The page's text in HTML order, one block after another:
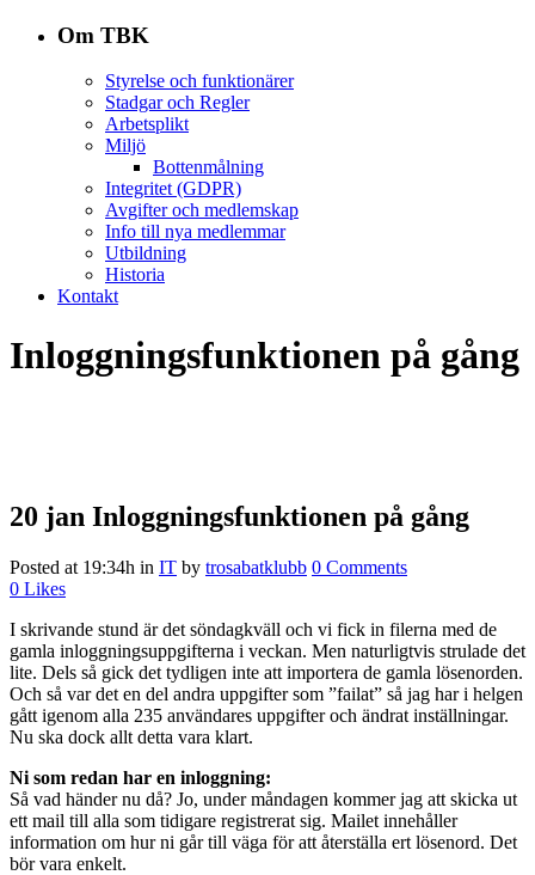
Om TBK
Styrelse och funktionärer
Stadgar och Regler
Arbetsplikt
Miljö
Bottenmålning
Integritet (GDPR)
Avgifter och medlemskap
Info till nya medlemmar
Utbildning
Historia
Kontakt
Inloggningsfunktionen på gång
20 jan Inloggningsfunktionen på gång
Posted at 19:34h in IT by trosabatklubb 0 Comments
0 Likes
I skrivande stund är det söndagkväll och vi fick in filerna med de
gamla inloggningsuppgifterna i veckan. Men naturligtvis strulade det
lite. Dels så gick det tydligen inte att importera de gamla lösenorden.
Och så var det en del andra uppgifter som ”failat” så jag har i helgen
gått igenom alla 235 användares uppgifter och ändrat inställningar.
Nu ska dock allt detta vara klart.
Ni som redan har en inloggning:
Så vad händer nu då? Jo, under måndagen kommer jag att skicka ut
ett mail till alla som tidigare registrerat sig. Mailet innehåller
information om hur ni går till väga för att återställa ert lösenord. Det
bör vara enkelt.